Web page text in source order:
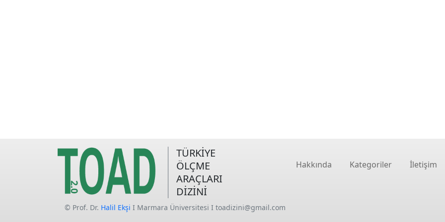
TÜRKİYE
ÖLÇME
ARAÇLARI
DİZİNİ
Hakkında Kategoriler İletişim
© Prof. Dr. Halil Ekşi I Marmara Üniversitesi I toadizini@gmail.com